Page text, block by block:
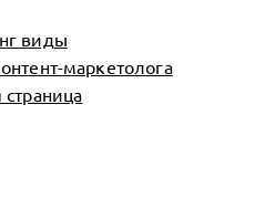
виды
маркетолога